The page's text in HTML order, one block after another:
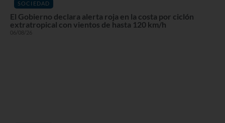
SOCIEDAD
El Gobierno declara alerta roja en la costa por ciclón
extratropical con vientos de hasta 120 km/h
06/08/26